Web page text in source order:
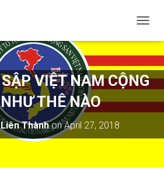
O
L
E
G
VIỆT NAM CỘNG
THÊ NÀO
Liên ThànhonApril 27, 2018